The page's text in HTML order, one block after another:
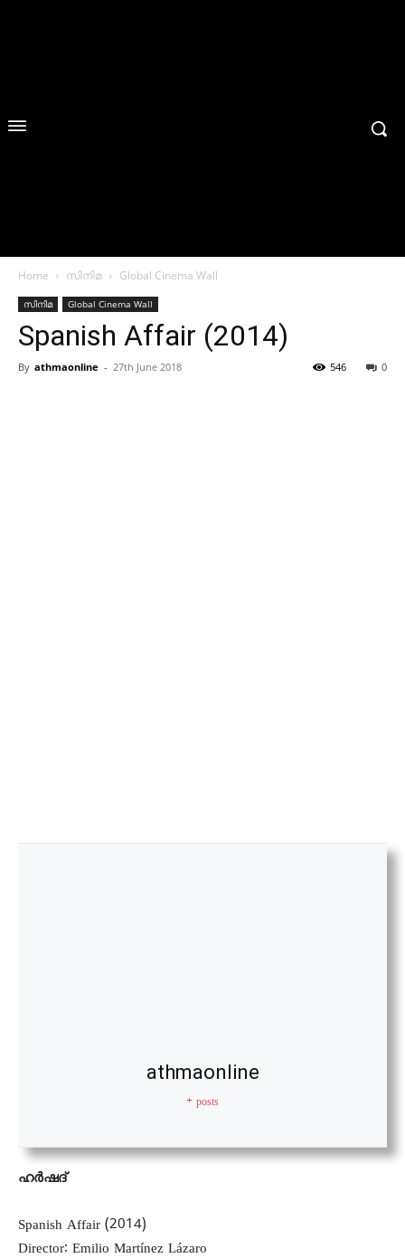
Home സിനിമ Global Cinema Wall
സിനിമ Global Cinema Wall
Spanish Affair (2014)
By athmaonline - 27th June 2018 0
546
athmaonline
+ posts
ഹര്‍ഷദ്‌
Spanish Affair (2014)
Director: Emilio Martínez Lázaro